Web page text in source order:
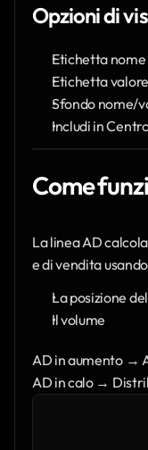
Opzioni di
Etichetta nome
Etichetta valore
Sfondo nome/
Includi in
Come
La linea AD
e di vendita
La posizione
Il volume
AD in aumento →
AD in calo →